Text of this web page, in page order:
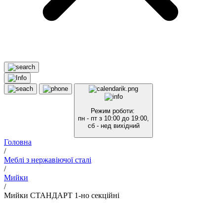
Режим роботи:
пн - пт з 10:00 до 19:00,
сб - нед вихідний
Головна
/
Меблі з нержавіючої сталі
/
Мийки
/
Мийки СТАНДАРТ 1-но секційні